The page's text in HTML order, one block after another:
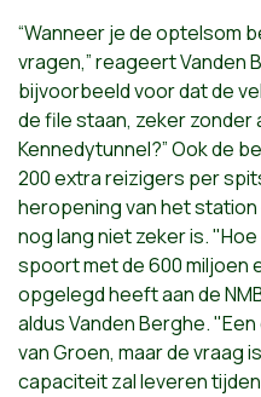
“Wanneer je de optelsom
vragen,” reageert Vanden
bijvoorbeeld voor dat de
de file staan, zeker
Kennedytunnel?” Ook de
200 extra reizigers per
heropening van het
nog lang niet zeker is.
spoort met de 600 miljoen
opgelegd heeft aan de
aldus Vanden Berghe.
van Groen, maar de vraag
capaciteit zal leveren